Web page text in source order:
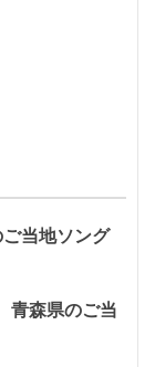
当地ソング
青森県のご当